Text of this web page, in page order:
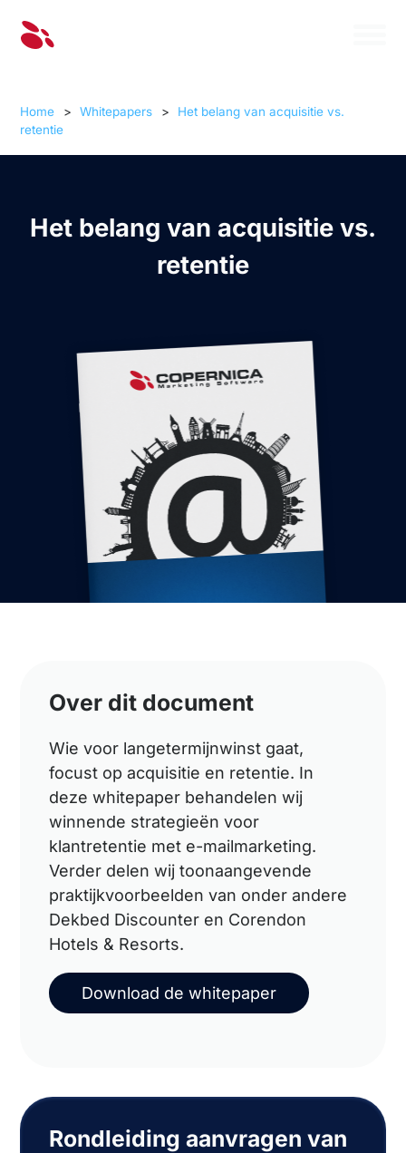
Home > Whitepapers >
Het belang van acquisitie vs.
retentie
Het belang van acquisitie vs.
retentie
Over dit document
Wie voor langetermijnwinst gaat,
focust op acquisitie en retentie. In
deze whitepaper behandelen wij
winnende strategieën voor
klantretentie met e-mailmarketing.
Verder delen wij toonaangevende
praktijkvoorbeelden van onder andere
Dekbed Discounter en Corendon
Hotels & Resorts.
Download de whitepaper
Rondleiding aanvragen van